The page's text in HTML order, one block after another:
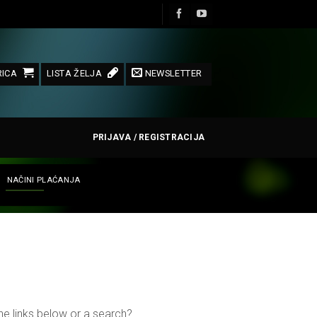
LISTA ŽELJA NEWSLETTER
PRIJAVA / REGISTRACIJA
NAČINI PLAĆANJA
links below or a search?